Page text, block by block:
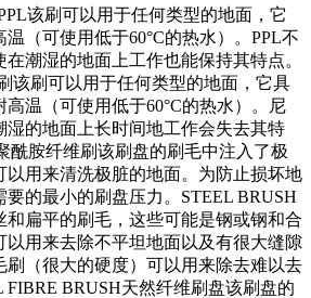
该刷可以用于任何类型的地面，它
（可使用低于60°C的热水）。PPL不
潮湿的地面上工作也能保持其特点。
该刷可以用于任何类型的地面，它具
温（可使用低于60°C的热水）。尼
湿的地面上长时间地工作会失去其特
酰胺纤维刷该刷盘的刷毛中注入了极
以用来清洗极脏的地面。为防止损坏地
的最小的刷盘压力。STEEL BRUSH
和扁平的刷毛，这些可能是钢或钢和合
以用来去除不平坦地面以及有很大缝隙
刷（很大的硬度）可以用来除去难以去
FIBRE BRUSH天然纤维刷盘该刷盘的